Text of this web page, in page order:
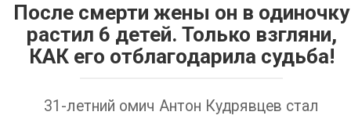
После смерти жены он в одиночку
растил 6 детей. Только взгляни,
КАК его отблагодарила судьба!
31-летний омич Антон Кудрявцев стал